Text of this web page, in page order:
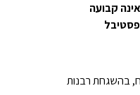
קבועה
בהשגחת רבנות